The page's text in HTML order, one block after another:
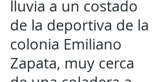
lluvia a un costado
de la deportiva de la
colonia Emiliano
Zapata, muy cerca